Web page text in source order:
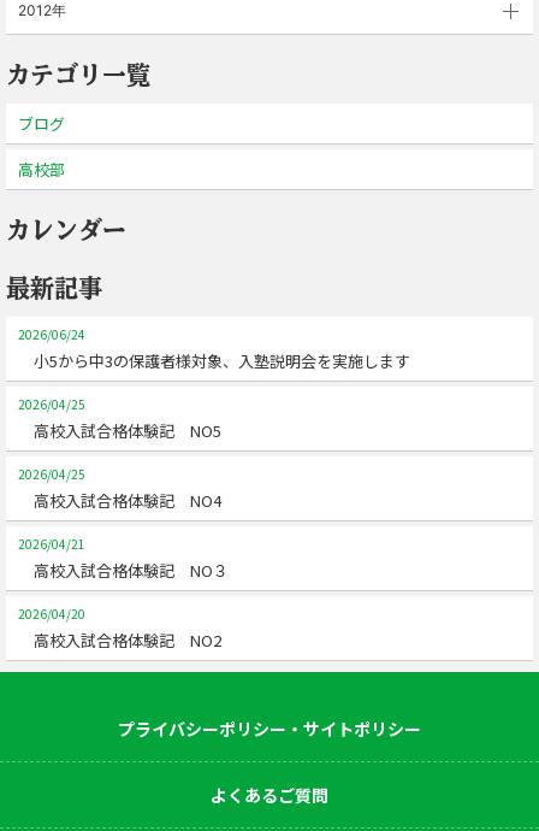
2012年
カテゴリ一覧
ブログ
高校部
カレンダー
最新記事
2026/06/24
小5から中3の保護者様対象、入塾説明会を実施します
2026/04/25
高校入試合格体験記 NO5
2026/04/25
高校入試合格体験記 NO4
2026/04/21
高校入試合格体験記 NO３
2026/04/20
高校入試合格体験記 NO2
プライバシーポリシー・サイトポリシー
よくあるご質問